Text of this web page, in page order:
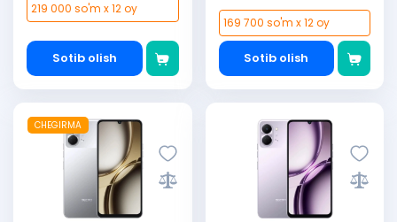
219 000 so'm x 12 oy
Sotib olish
169 700 so'm x 12 oy
Sotib olish
CHEGIRMA